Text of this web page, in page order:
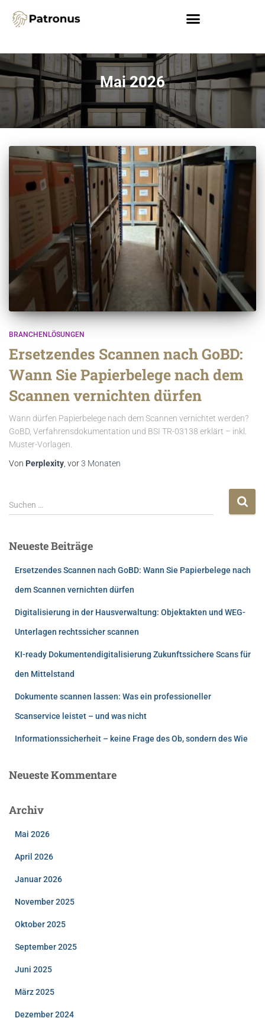
Mai 2026
BRANCHENLÖSUNGEN
Ersetzendes Scannen nach GoBD:
Wann Sie Papierbelege nach dem
Scannen vernichten dürfen
Wann dürfen Papierbelege nach dem Scannen vernichtet werden?
GoBD, Verfahrensdokumentation und BSI TR-03138 erklärt – inkl.
Muster-Vorlagen.
Von Perplexity , vor3 Monaten
Suchen …
Neueste Beiträge
Ersetzendes Scannen nach GoBD: Wann Sie Papierbelege nach
dem Scannen vernichten dürfen
Digitalisierung in der Hausverwaltung: Objektakten und WEG-
Unterlagen rechtssicher scannen
KI-ready Dokumentendigitalisierung Zukunftssichere Scans für
den Mittelstand
Dokumente scannen lassen: Was ein professioneller
Scanservice leistet – und was nicht
Informationssicherheit – keine Frage des Ob, sondern des Wie
Neueste Kommentare
Archiv
Mai 2026
April 2026
Januar 2026
November 2025
Oktober 2025
September 2025
Juni 2025
März 2025
Dezember 2024